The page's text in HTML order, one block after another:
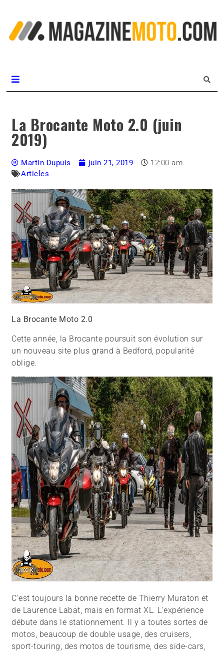
La Brocante Moto 2.0 (juin
2019)
Martin Dupuis juin 21, 2019
12:00 am
Articles
La Brocante Moto 2.0
Cette année, la Brocante poursuit son évolution sur
un nouveau site plus grand à Bedford, popularité
oblige.
C’est toujours la bonne recette de Thierry Muraton et
de Laurence Labat, mais en format XL. L’expérience
débute dans le stationnement. Il y a toutes sortes de
motos, beaucoup de double usage, des cruisers,
sport-touring, des motos de tourisme, des side-cars,